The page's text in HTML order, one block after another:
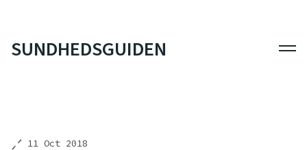
SUNDHEDSGUIDEN
11 Oct 2018